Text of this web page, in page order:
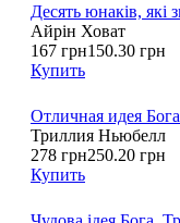
Десять юнаків, які
Айрін Ховат
167 грн150.30 грн
Купить
Отличная идея
Триллия Ньюбелл
278 грн250.20 грн
Купить